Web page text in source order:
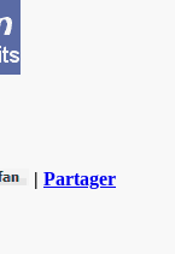
| Partager